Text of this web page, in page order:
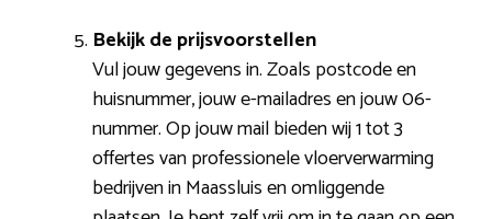
Bekijk de prijsvoorstellen
Vul jouw gegevens in. Zoals postcode en
huisnummer, jouw e-mailadres en jouw 06-
nummer. Op jouw mail bieden wij 1 tot 3
offertes van professionele vloerverwarming
bedrijven in Maassluis en omliggende